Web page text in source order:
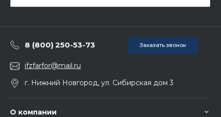
8 (800) 250-53-73 Заказать звонок
ifzfarfor@mail.ru
г. Нижний Новгород, ул. Сибирская дом 3
О компании